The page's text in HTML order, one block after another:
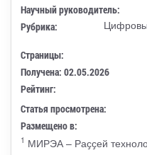
Научный руководитель:
Рубрика:
Страницы:
Получена: 02.05.2026
Рейтинг:
Статья просмотрена:
Размещено в:
1 МИРЭА – Раҫҫей